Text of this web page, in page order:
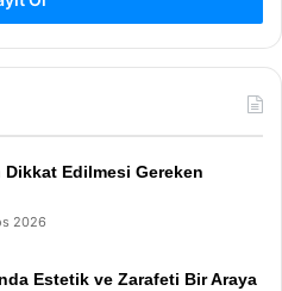
Dikkat Edilmesi Gereken
2026
Estetik ve Zarafeti Bir Araya